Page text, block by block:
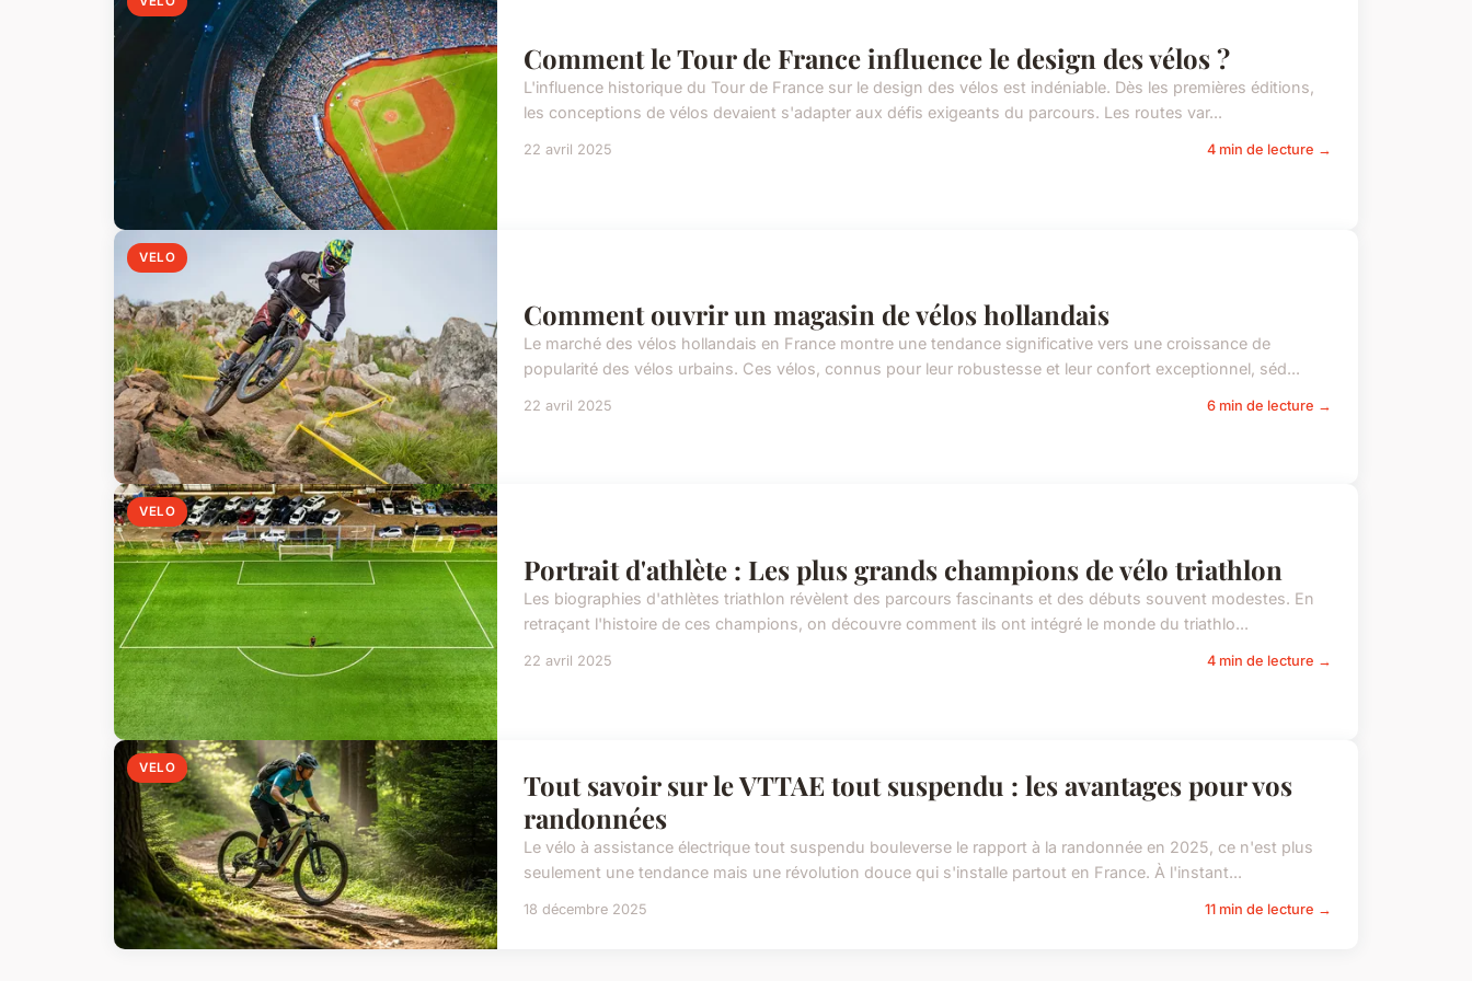
Comment le Tour de France influence le design des vélos ?
L'influence historique du Tour de France sur le design des vélos est indéniable. Dès les premières éditions,
les conceptions de vélos devaient s'adapter aux défis exigeants du parcours. Les routes var...
22 avril 2025 4 min de lecture →
VELO
Comment ouvrir un magasin de vélos hollandais
Le marché des vélos hollandais en France montre une tendance significative vers une croissance de
popularité des vélos urbains. Ces vélos, connus pour leur robustesse et leur confort exceptionnel, séd...
22 avril 2025 6 min de lecture →
VELO
Portrait d'athlète : Les plus grands champions de vélo triathlon
Les biographies d'athlètes triathlon révèlent des parcours fascinants et des débuts souvent modestes. En
retraçant l'histoire de ces champions, on découvre comment ils ont intégré le monde du triathlo...
22 avril 2025 4 min de lecture →
VELO
Tout savoir sur le VTTAE tout suspendu : les avantages pour vos
randonnées
Le vélo à assistance électrique tout suspendu bouleverse le rapport à la randonnée en 2025, ce n'est plus
seulement une tendance mais une révolution douce qui s'installe partout en France. À l'instant...
18 décembre 2025 11 min de lecture →